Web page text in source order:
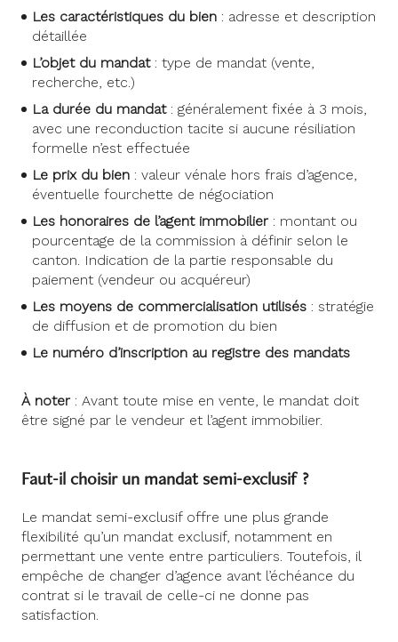
Les caractéristiques du bien : adresse et description
détaillée
L’objet du mandat: type de mandat (vente,
recherche, etc.)
La durée du mandat: généralement fixée à 3 mois,
avec une reconduction tacite si aucune résiliation
formelle n’est effectuée
Le prix du bien : valeur vénale hors frais d’agence,
éventuelle fourchette de négociation
Les honoraires de l’agent immobilier : montant ou
pourcentage de la commission à définir selon le
canton. Indication de la partie responsable du
paiement (vendeur ou acquéreur)
Les moyens de commercialisation utilisés : stratégie
de diffusion et de promotion du bien
Le numéro d’inscription au registre des mandats
À noter : Avant toute mise en vente, le mandat doit
être signé par le vendeur et l’agent immobilier.
Faut-il choisir un mandat semi-exclusif ?
Le mandat semi-exclusif offre une plus grande
flexibilité qu’un mandat exclusif, notamment en
permettant une vente entre particuliers. Toutefois, il
empêche de changer d’agence avant l’échéance du
contrat si le travail de celle-ci ne donne pas
satisfaction.